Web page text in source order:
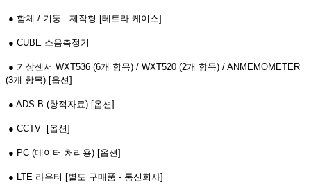
● 함체 / 기둥 : 제작형 [테트라 케이스]
● CUBE 소음측정기
● 기상센서 WXT536 (6개 항목) / WXT520 (2개 항목) / ANMEMOMETER
(3개 항목) [옵션]
● ADS-B (항적자료) [옵션]
● CCTV [옵션]
● PC (데이터 처리용) [옵션]
● LTE 라우터 [별도 구매품 - 통신회사]